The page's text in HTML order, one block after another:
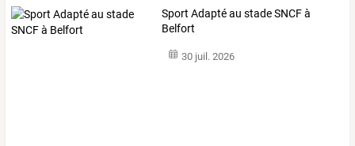
Sport Adapté au stade SNCF à
Belfort
30 juil. 2026